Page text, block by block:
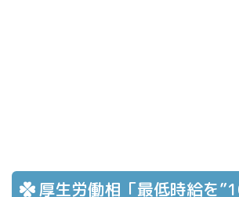
厚生労働相「最低時給を